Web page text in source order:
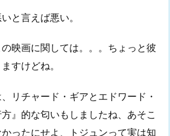
と言えば悪い。
映画に関しては。。。ちょっと彼
すけどね。
リチャード・ギアとエドワード・
』的な匂いもしましたね、あそこ
ったにせよ、トジュンって実は知